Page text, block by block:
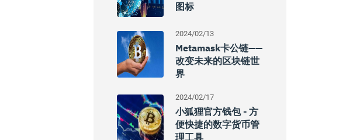
图标
2024/02/13
Metamask卡公链——
改变未来的区块链世
界
2024/02/17
小狐狸官方钱包 - 方
便快捷的数字货币管
理工具